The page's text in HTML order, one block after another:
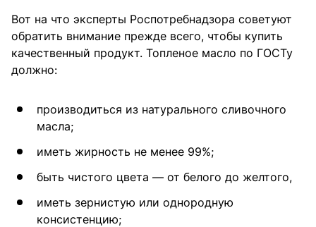
Вот на что эксперты Роспотребнадзора советуют
обратить внимание прежде всего, чтобы купить
качественный продукт. Топленое масло по ГОСТу
должно:
производиться из натурального сливочного
масла;
иметь жирность не менее 99%;
быть чистого цвета — от белого до желтого,
иметь зернистую или однородную
консистенцию;